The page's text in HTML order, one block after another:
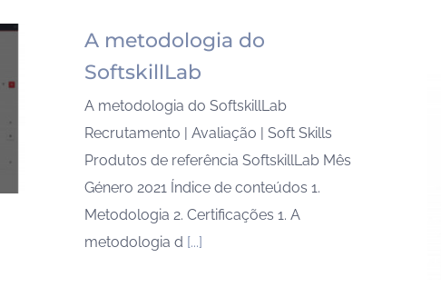
A metodologia do
SoftskillLab
A metodologia do SoftskillLab
Recrutamento | Avaliação | Soft Skills
Produtos de referência SoftskillLab Mês
Género 2021 Índice de conteúdos 1.
Metodologia 2. Certificações 1. A
metodologia d [...]